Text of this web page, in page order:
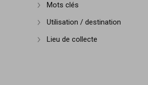
Afficher plus
Mots clés
Afficher plus
Utilisation / destination
Afficher plus
Lieu de collecte